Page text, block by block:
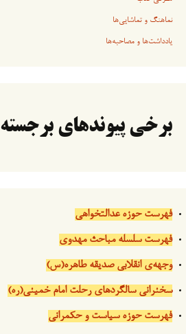
نماهنگ و تماشایی‌ها
یادداشت‌ها و مصاحبه‌ها
برخی پیوندهای برجسته
فهرست حوزه عدالتخواهی
فهرست سلسله مباحث مهدوی
وجهه‌ی انقلابی صدیقه طاهره(س)
سخنرانی سالگردهای رحلت امام خمینی(ره)
فهرست حوزه سیاست و حکمرانی